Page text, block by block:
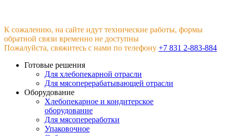
К сожалению, на сайте идут технические работы, формы
обратной связи временно не доступны
Пожалуйста, свяжитесь с нами по телефону +7 831 2-883-884
Готовые решения
Для хлебопекарной отрасли
Для мясоперерабатывающей отрасли
Оборудование
Хлебопекарное и кондитерское
оборудование
Для мясопереработки
Упаковочное